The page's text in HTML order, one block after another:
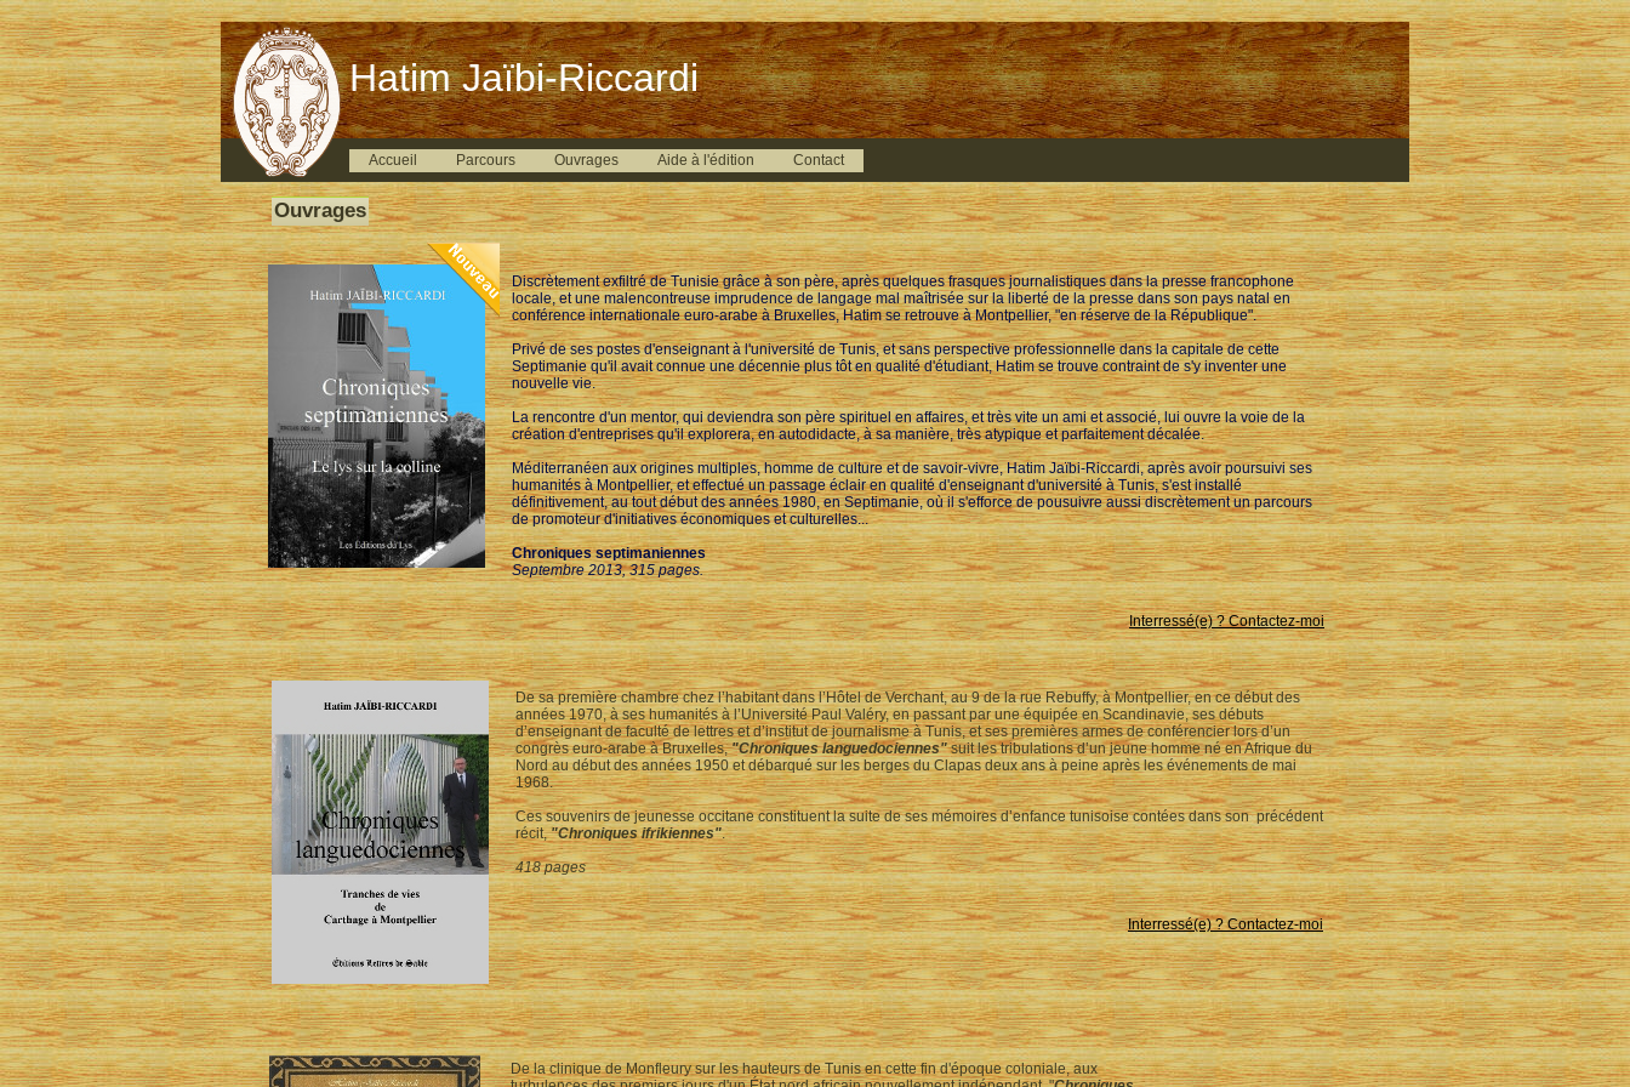
Hatim Jaïbi-Riccardi
Accueil Parcours Ouvrages Aide à l'édition Contact
Ouvrages
Discrètement exfiltré de Tunisie grâce à son père, après quelques frasques journalistiques dans la presse francophone
locale, et une malencontreuse imprudence de langage mal maîtrisée sur la liberté de la presse dans son pays natal en
conférence internationale euro-arabe à Bruxelles, Hatim se retrouve à Montpellier, "en réserve de la République".
Privé de ses postes d'enseignant à l'université de Tunis, et sans perspective professionnelle dans la capitale de cette
Septimanie qu'il avait connue une décennie plus tôt en qualité d'étudiant, Hatim se trouve contraint de s'y inventer une
nouvelle vie.
La rencontre d'un mentor, qui deviendra son père spirituel en affaires, et très vite un ami et associé, lui ouvre la voie de la
création d'entreprises qu'il explorera, en autodidacte, à sa manière, très atypique et parfaitement décalée.
Méditerranéen aux origines multiples, homme de culture et de savoir-vivre, Hatim Jaïbi-Riccardi, après avoir poursuivi ses
humanités à Montpellier, et effectué un passage éclair en qualité d'enseignant d'université à Tunis, s'est installé
définitivement, au tout début des années 1980, en Septimanie, où il s'efforce de pousuivre aussi discrètement un parcours
de promoteur d'initiatives économiques et culturelles...
Chroniques septimaniennes
Septembre 2013, 315 pages.
Interressé(e) ? Contactez-moi
De sa première chambre chez l’habitant dans l’Hôtel de Verchant, au 9 de la rue Rebuffy, à Montpellier, en ce début des
années 1970, à ses humanités à l’Université Paul Valéry, en passant par une équipée en Scandinavie, ses débuts
d’enseignant de faculté de lettres et d’institut de journalisme à Tunis, et ses premières armes de conférencier lors d’un
congrès euro-arabe à Bruxelles,"Chroniques languedociennes"suit les tribulations d’un jeune homme né en Afrique du
Nord au début des années 1950 et débarqué sur les berges du Clapas deux ans à peine après les événements de mai
1968.
Ces souvenirs de jeunesse occitane constituent la suite de ses mémoires d’enfance tunisoise contées dans son précédent
récit,"Chroniques ifrikiennes".
418 pages
Interressé(e) ? Contactez-moi
De la clinique de Monfleury sur les hauteurs de Tunis en cette fin d'époque coloniale, aux